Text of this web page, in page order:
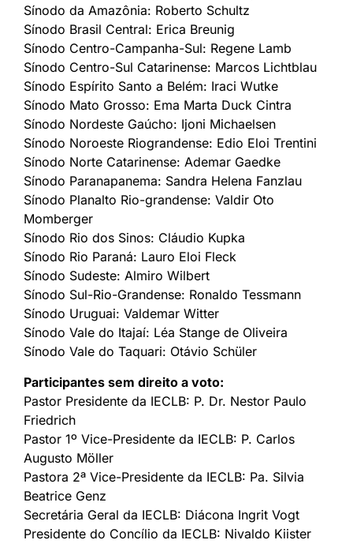
Sínodo da Amazônia: Roberto Schultz
Sínodo Brasil Central: Erica Breunig
Sínodo Centro-Campanha-Sul: Regene Lamb
Sínodo Centro-Sul Catarinense: Marcos Lichtblau
Sínodo Espírito Santo a Belém: Iraci Wutke
Sínodo Mato Grosso: Ema Marta Duck Cintra
Sínodo Nordeste Gaúcho: Ijoni Michaelsen
Sínodo Noroeste Riograndense: Edio Eloi Trentini
Sínodo Norte Catarinense: Ademar Gaedke
Sínodo Paranapanema: Sandra Helena Fanzlau
Sínodo Planalto Rio-grandense: Valdir Oto
Momberger
Sínodo Rio dos Sinos: Cláudio Kupka
Sínodo Rio Paraná: Lauro Eloi Fleck
Sínodo Sudeste: Almiro Wilbert
Sínodo Sul-Rio-Grandense: Ronaldo Tessmann
Sínodo Uruguai: Valdemar Witter
Sínodo Vale do Itajaí: Léa Stange de Oliveira
Sínodo Vale do Taquari: Otávio Schüler
Participantes sem direito a voto:
Pastor Presidente da IECLB: P. Dr. Nestor Paulo
Friedrich
Pastor 1º Vice-Presidente da IECLB: P. Carlos
Augusto Möller
Pastora 2ª Vice-Presidente da IECLB: Pa. Silvia
Beatrice Genz
Secretária Geral da IECLB: Diácona Ingrit Vogt
Presidente do Concílio da IECLB: Nivaldo Kiister